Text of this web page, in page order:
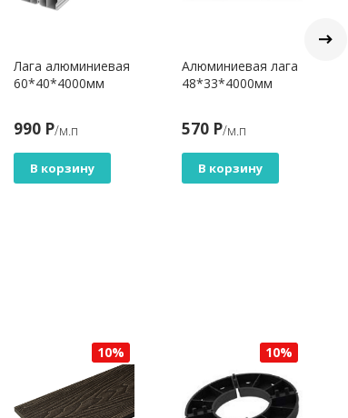
Лага алюминиевая
60*40*4000мм
990 Р/м.п
В корзину
Алюминиевая лага
48*33*4000мм
570 Р/м.п
В корзину
10% 10%